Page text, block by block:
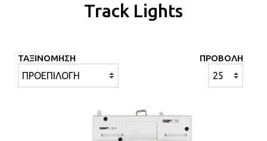
Track Lights
ΤΑΞΙΝΟΜΗΣΗ ΠΡΟΒΟΛΗ